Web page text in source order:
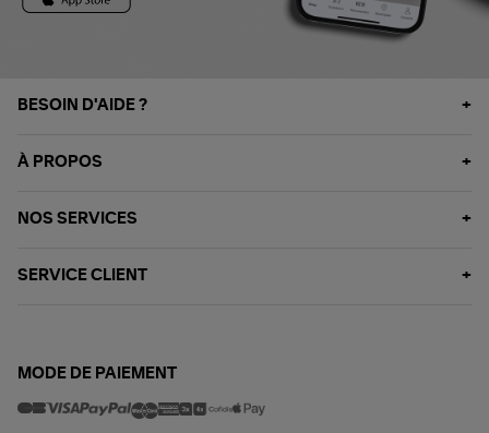
BESOIN D'AIDE ?
À PROPOS
NOS SERVICES
SERVICE CLIENT
MODE DE PAIEMENT